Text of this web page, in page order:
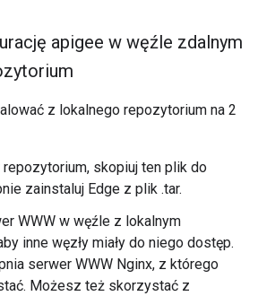
apigee w węźle zdalnym
z lokalnego repozytorium na 2
skopiuj ten plik do
zainstaluj Edge z plik .tar.
WWW w węźle z lokalnym
inne węzły miały do niego dostęp.
serwer WWW Nginx, z którego
Możesz też skorzystać z